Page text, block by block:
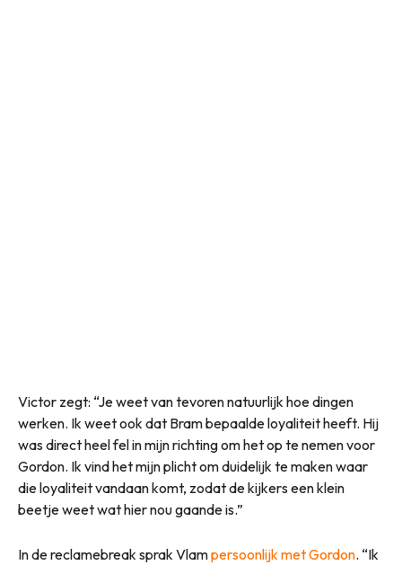
Victor zegt: “Je weet van tevoren natuurlijk hoe dingen
werken. Ik weet ook dat Bram bepaalde loyaliteit heeft. Hij
was direct heel fel in mijn richting om het op te nemen voor
Gordon. Ik vind het mijn plicht om duidelijk te maken waar
die loyaliteit vandaan komt, zodat de kijkers een klein
beetje weet wat hier nou gaande is.”
In de reclamebreak sprak Vlampersoonlijk met Gordon. “Ik